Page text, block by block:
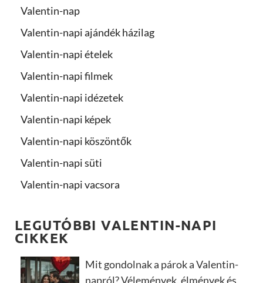
Valentin-nap
Valentin-napi ajándék házilag
Valentin-napi ételek
Valentin-napi filmek
Valentin-napi idézetek
Valentin-napi képek
Valentin-napi köszöntők
Valentin-napi süti
Valentin-napi vacsora
LEGUTÓBBI VALENTIN-NAPI
CIKKEK
Mit gondolnak a párok a Valentin-
napról? Vélemények, élmények és